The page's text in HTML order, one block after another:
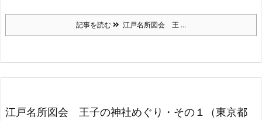
記事を読む 江戸名所図会 王 ...
江戸名所図会 王子の神社めぐり・その１（東京都